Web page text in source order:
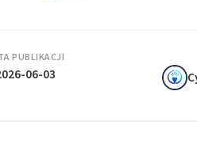
PUBLIKACJI
06-03